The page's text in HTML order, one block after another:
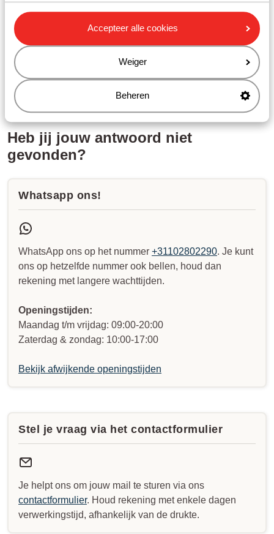
Accepteer alle cookies
Weiger
Beheren
Mag ik speciale bagage meenemen?
Mag ik een rolstoel/scootmobiel meenemen in het vliegtuig?
Kan ik medische bagage meenemen?
Pegasus - hoeveel bagage mag ik meenemen?
Heb jij jouw antwoord niet
gevonden?
Whatsapp ons!
WhatsApp ons op het nummer +31102802290. Je kunt
ons op hetzelfde nummer ook bellen, houd dan
rekening met langere wachttijden.
Openingstijden:
Maandag t/m vrijdag: 09:00-20:00
Zaterdag & zondag: 10:00-17:00
Bekijk afwijkende openingstijden
Stel je vraag via het contactformulier
Je helpt ons om jouw mail te sturen via ons
contactformulier. Houd rekening met enkele dagen
verwerkingstijd, afhankelijk van de drukte.